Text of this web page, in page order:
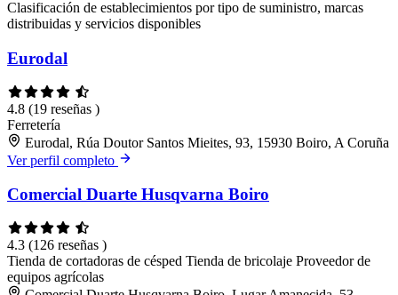
Clasificación de establecimientos por tipo de suministro, marcas
distribuidas y servicios disponibles
Eurodal
4.8 (19 reseñas )
Ferretería
Eurodal, Rúa Doutor Santos Mieites, 93, 15930 Boiro, A Coruña
Ver perfil completo
Comercial Duarte Husqvarna Boiro
4.3 (126 reseñas )
Tienda de cortadoras de césped Tienda de bricolaje Proveedor de
equipos agrícolas